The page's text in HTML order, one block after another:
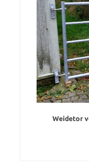
Weidetor